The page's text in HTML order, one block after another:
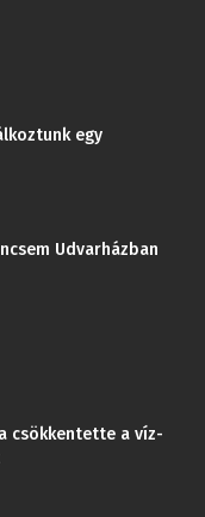
egy
Udvarházban
csökkentette a víz-